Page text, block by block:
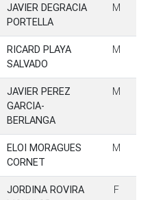
JAVIER DEGRACIA
PORTELLA
M
RICARD PLAYA
SALVADO
M
JAVIER PEREZ
GARCIA-
BERLANGA
M
ELOI MORAGUES
CORNET
M
JORDINA ROVIRA
F